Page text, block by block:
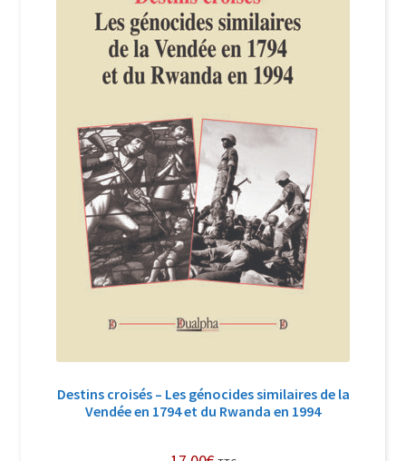
Login Customizer
Nous Contacter
Politique de confidentialité et cookies
Qui sommes-nous ?
Soutien à Philippe Randa
Suivi de la Commande
Destins croisés – Les génocides similaires de la
Vendée en 1794 et du Rwanda en 1994